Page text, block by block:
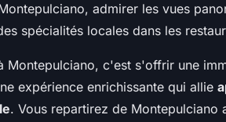
admirer les vues
spécialités locales dans les
Montepulciano, c'est s'offrir une
expérience enrichissante qui allie
. Vous repartirez de Montepulciano